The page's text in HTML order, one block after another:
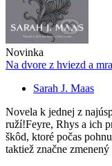
Novinka
Na dvore z hviezd a
Sarah J. Maas
Novela k jednej z
ruží!Feyre, Rhys a ich
škôd, ktoré počas
taktiež značne